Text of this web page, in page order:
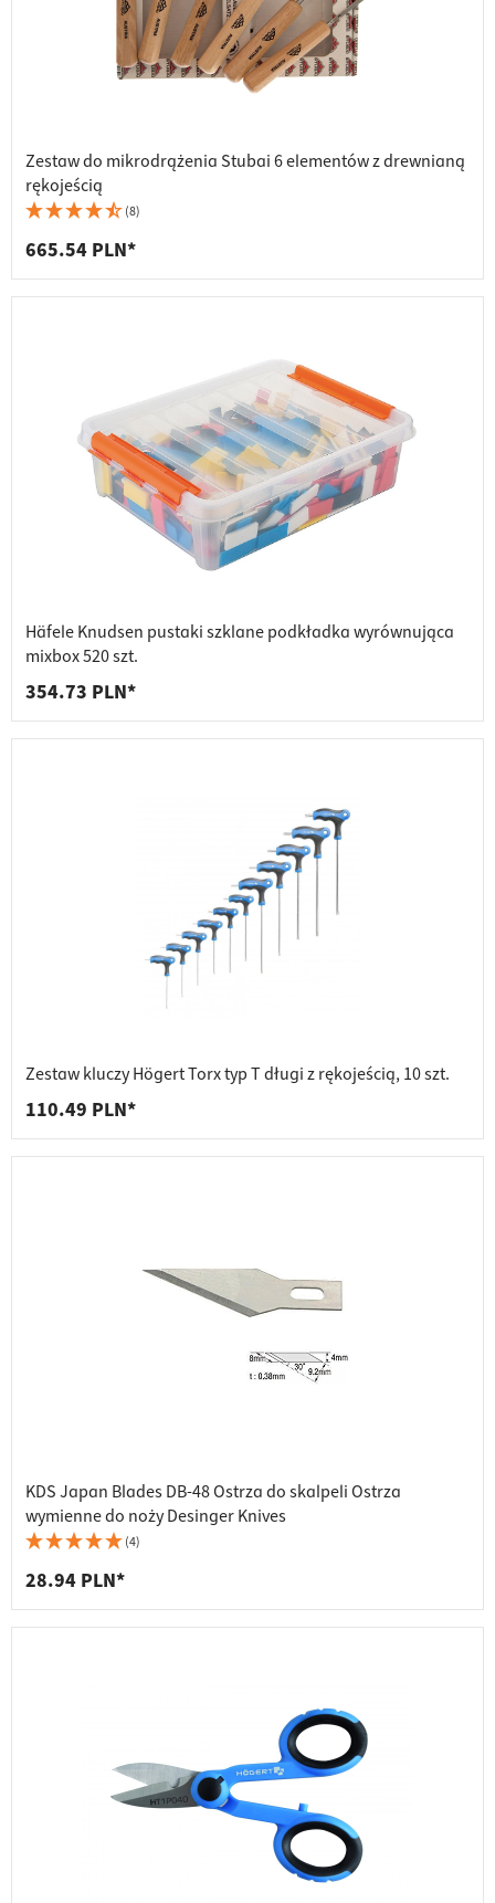
Zestaw do mikrodrążenia Stubai 6 elementów z drewnianą
rękojeścią
(8)
665.54 PLN*
Häfele Knudsen pustaki szklane podkładka wyrównująca
mixbox 520 szt.
354.73 PLN*
Zestaw kluczy Högert Torx typ T długi z rękojeścią, 10 szt.
110.49 PLN*
KDS Japan Blades DB-48 Ostrza do skalpeli Ostrza
wymienne do noży Desinger Knives
(4)
28.94 PLN*